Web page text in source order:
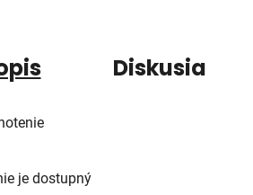
Diskusia
je dostupný